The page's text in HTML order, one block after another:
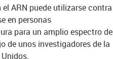
ARN puede utilizarse contra
en personas
para un amplio espectro de
de unos investigadores de la